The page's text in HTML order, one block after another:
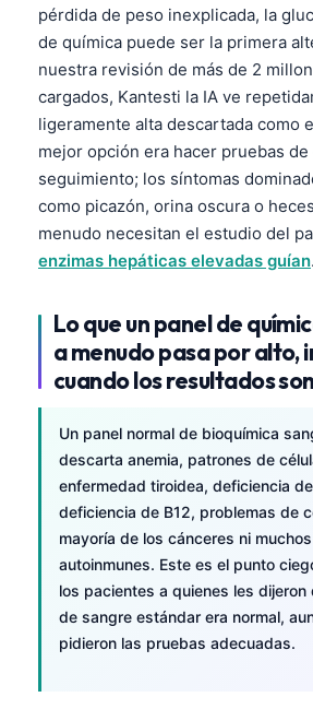
pérdida de peso inexplicada, la
de química puede ser la primera
nuestra revisión de más de 2
cargados, Kantesti la IA ve
ligeramente alta descartada como
mejor opción era hacer pruebas
seguimiento; los síntomas
como picazón, orina oscura o
menudo necesitan el estudio del
enzimas hepáticas elevadas guían.
Lo que un panel de
a menudo pasa por alto,
cuando los resultados
Un panel normal de bioquímica
descarta anemia, patrones de
enfermedad tiroidea, deficiencia
deficiencia de B12, problemas de
mayoría de los cánceres ni
autoinmunes. Este es el punto
los pacientes a quienes les dijeron
de sangre estándar era normal,
pidieron las pruebas adecuadas.